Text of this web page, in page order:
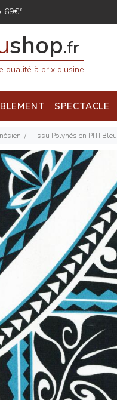
69€*
shop.fr
qualité à prix d'usine
SPECTACLE
Tissu Polynésien PITI Bleu